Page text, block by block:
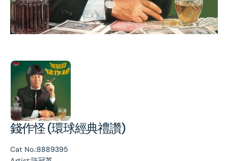
錢作怪 (環球經典禮讚)
Cat No.:8889395